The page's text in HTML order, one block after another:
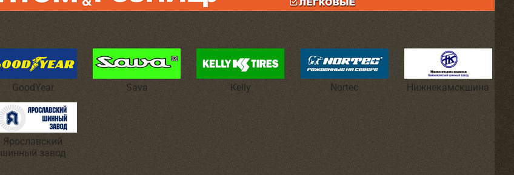
GoodYear Sava Kelly Nortec Нижнекамскшина
Ярославский
шинный завод